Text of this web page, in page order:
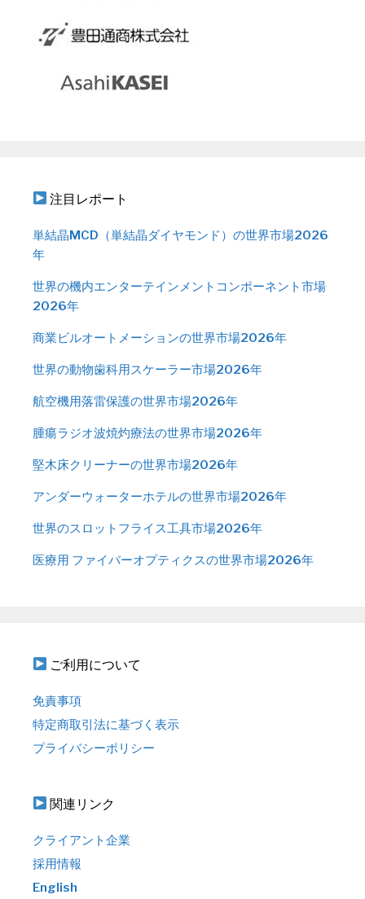
注目レポート
単結晶MCD（単結晶ダイヤモンド）の世界市場2026
年
世界の機内エンターテインメントコンポーネント市場
2026年
商業ビルオートメーションの世界市場2026年
世界の動物歯科用スケーラー市場2026年
航空機用落雷保護の世界市場2026年
腫瘍ラジオ波焼灼療法の世界市場2026年
堅木床クリーナーの世界市場2026年
アンダーウォーターホテルの世界市場2026年
世界のスロットフライス工具市場2026年
医療用 ファイバーオプティクスの世界市場2026年
ご利用について
免責事項
特定商取引法に基づく表示
プライバシーポリシー
関連リンク
クライアント企業
採用情報
English